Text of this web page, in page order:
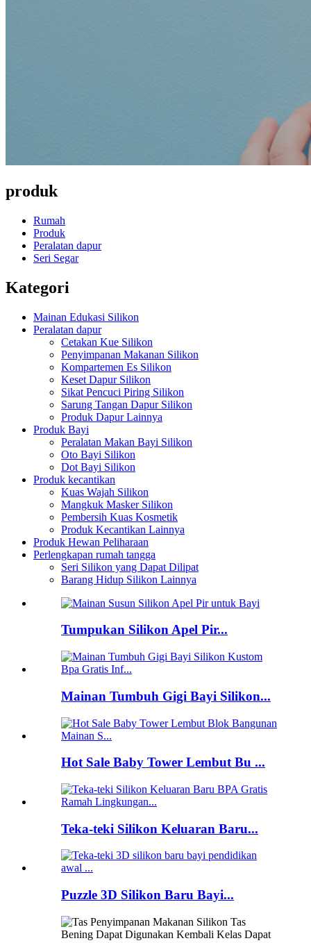
produk
Rumah
Produk
Peralatan dapur
Seri Segar
Kategori
Mainan Edukasi Silikon
Peralatan dapur
Cetakan Kue Silikon
Penyimpanan Makanan Silikon
Kompartemen Es Silikon
Keset Dapur Silikon
Sikat Pencuci Piring Silikon
Sarung Tangan Dapur Silikon
Produk Dapur Lainnya
Produk Bayi
Peralatan Makan Bayi Silikon
Oto Bayi Silikon
Dot Bayi Silikon
Produk kecantikan
Kuas Wajah Silikon
Mangkuk Masker Silikon
Pembersih Kuas Kosmetik
Produk Kecantikan Lainnya
Produk Hewan Peliharaan
Perlengkapan rumah tangga
Seri Silikon yang Dapat Dilipat
Barang Hidup Silikon Lainnya
Tumpukan Silikon Apel Pir...
Mainan Tumbuh Gigi Bayi Silikon...
Hot Sale Baby Tower Lembut Bu ...
Teka-teki Silikon Keluaran Baru...
Puzzle 3D Silikon Baru Bayi...